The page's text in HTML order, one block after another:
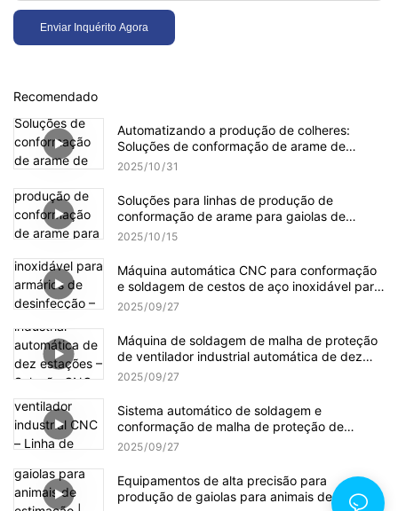
Enviar Inquérito Agora
Recomendado
Automatizando a produção de colheres:
Soluções de conformação de arame de
precisão da Jinchun para eficiência industrial
2025 10 31
Soluções para linhas de produção de
conformação de arame para gaiolas de
pássaros
2025 10 15
Máquina automática CNC para conformação
e soldagem de cestos de aço inoxidável para
armários de desinfecção – Linha de produção
grau médico
2025 09 27
Máquina de soldagem de malha de proteção
de ventilador industrial automática de dez
estações – Solução CNC multiprocesso para
2025 09 27
Sistema automático de soldagem e
conformação de malha de proteção de
ventilador industrial CNC – Linha de produção
alta eficiência
2025 09 27
Equipamentos de alta precisão para
produção de gaiolas para animais de